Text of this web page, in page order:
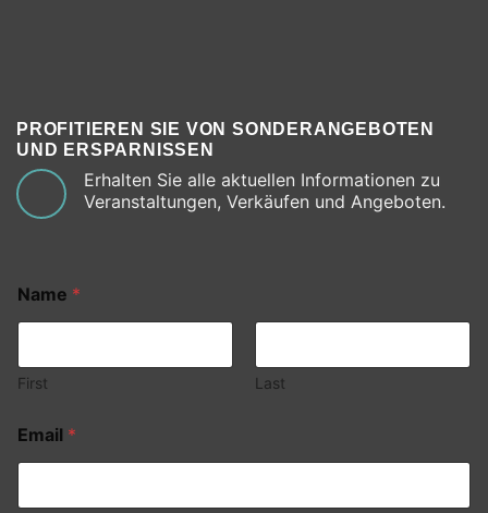
PROFITIEREN SIE VON SONDERANGEBOTEN
UND ERSPARNISSEN
Erhalten Sie alle aktuellen Informationen zu
Veranstaltungen, Verkäufen und Angeboten.
Name *
First Last
Email *